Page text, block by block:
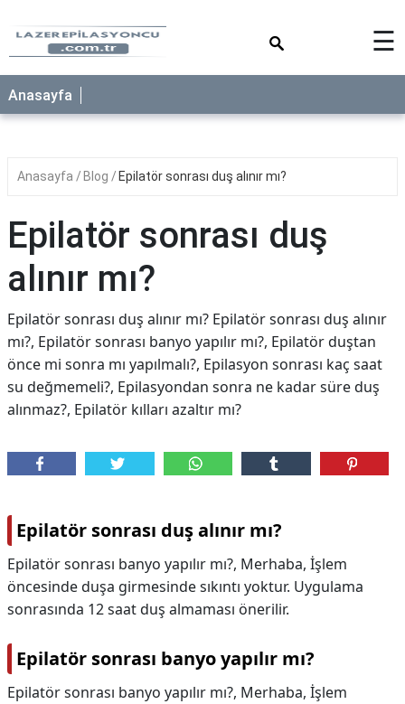
☰
Anasayfa
Anasayfa Blog Epilatör sonrası duş alınır mı?
Epilatör sonrası duş
alınır mı?
Epilatör sonrası duş alınır mı? Epilatör sonrası duş alınır
mı?, Epilatör sonrası banyo yapılır mı?, Epilatör duştan
önce mi sonra mı yapılmalı?, Epilasyon sonrası kaç saat
su değmemeli?, Epilasyondan sonra ne kadar süre duş
alınmaz?, Epilatör kılları azaltır mı?
Epilatör sonrası duş alınır mı?
Epilatör sonrası banyo yapılır mı?, Merhaba, İşlem
öncesinde duşa girmesinde sıkıntı yoktur. Uygulama
sonrasında 12 saat duş almaması önerilir.
Epilatör sonrası banyo yapılır mı?
Epilatör sonrası banyo yapılır mı?, Merhaba, İşlem